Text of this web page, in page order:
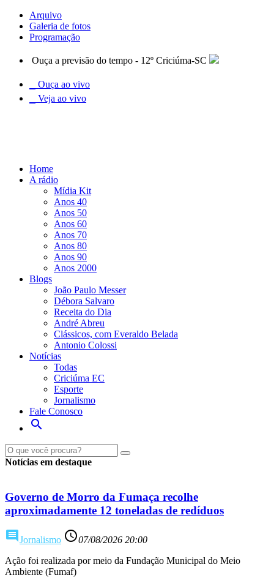
Arquivo
Galeria de fotos
Programação
Ouça a previsão do tempo - 12º Criciúma-SC
Ouça ao vivo
Veja ao vivo
Home
A rádio
Mídia Kit
Anos 40
Anos 50
Anos 60
Anos 70
Anos 80
Anos 90
Anos 2000
Blogs
João Paulo Messer
Débora Salvaro
Receita do Dia
André Abreu
Clássicos, com Everaldo Belada
Antonio Colossi
Notícias
Todas
Criciúma EC
Esporte
Jornalismo
Fale Conosco
search
Notícias em destaque
Governo de Morro da Fumaça recolhe
aproximadamente 12 toneladas de redíduos
comment Jornalismo access_time07/08/2026 20:00
Ação foi realizada por meio da Fundação Municipal do Meio
Ambiente (Fumaf)